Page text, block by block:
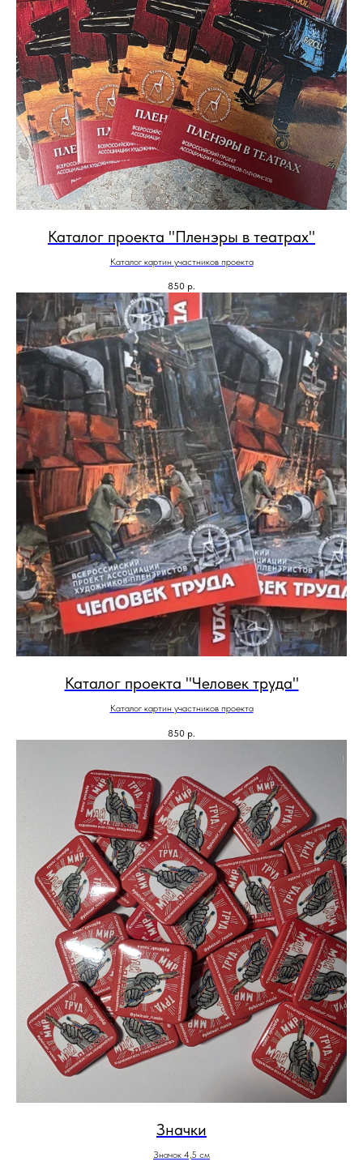
Каталог проекта "Пленэры в театрах"
Каталог картин участников проекта
850 р.
Каталог проекта "Человек труда"
Каталог картин участников проекта
850 р.
Значки
Значок 4,5 см